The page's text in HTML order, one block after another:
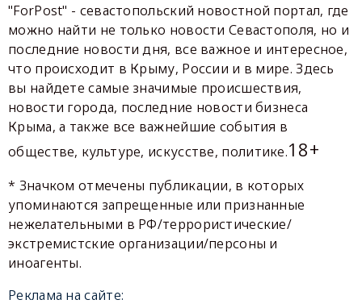
"ForPost" - севастопольский новостной портал, где
можно найти не только новости Севастополя, но и
последние новости дня, все важное и интересное,
что происходит в Крыму, России и в мире. Здесь
вы найдете самые значимые происшествия,
новости города, последние новости бизнеса
Крыма, а также все важнейшие события в
обществе, культуре, искусстве, политике.18+
* Значком отмечены публикации, в которых
упоминаются запрещенные или признанные
нежелательными в РФ/террористические/
экстремистские организации/персоны и
иноагенты.
Реклама на сайте: